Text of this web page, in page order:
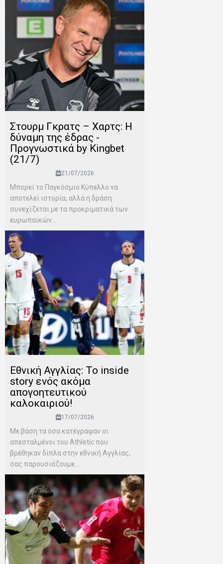
Στουρμ Γκρατς – Χαρτς: Η
δύναμη της έδρας -
Προγνωστικά by Kingbet
(21/7)
21/07/2026
Μπορεί το Παγκόσμιο Κύπελλο να
αποτελεί ιστορία, αλλά η δράση
συνεχίζεται με τα προκριματικά των
ευρωπαϊκών...
Εθνική Αγγλίας: Το inside
story ενός ακόμα
απογοητευτικού
καλοκαιριού!
17/07/2026
Mε βάση τα όσα κατέγραψαν οι
απεσταλμένοι του Αthletic που
βρέθηκαν δίπλα στην εθνική Αγγλίας,
σας παρουσιάζουμε...